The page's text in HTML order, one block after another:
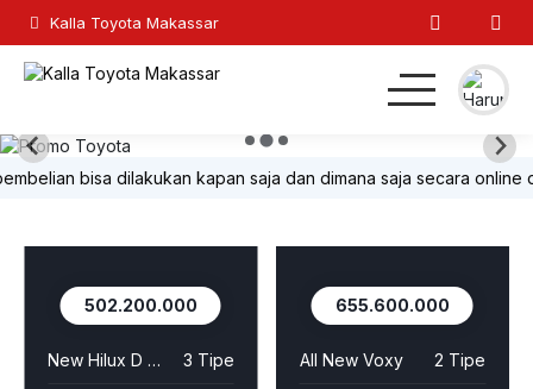
Kalla Toyota Makassar
Home
Hatchback
bisa dilakukan kapan saja dan dimana saja secara online di
655.600.000
All New Voxy 2 Tipe
263.900.000
4 Tipe